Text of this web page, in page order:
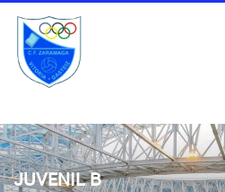
JUVENIL B